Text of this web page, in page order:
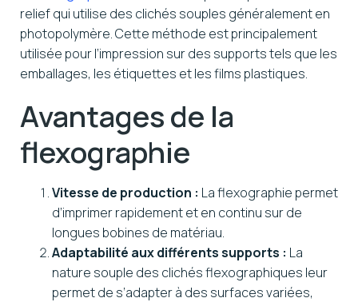
relief qui utilise des clichés souples généralement en
photopolymère. Cette méthode est principalement
utilisée pour l’impression sur des supports tels que les
emballages, les étiquettes et les films plastiques.
Avantages de la
flexographie
Vitesse de production : La flexographie permet
d’imprimer rapidement et en continu sur de
longues bobines de matériau.
Adaptabilité aux différents supports : La
nature souple des clichés flexographiques leur
permet de s’adapter à des surfaces variées,